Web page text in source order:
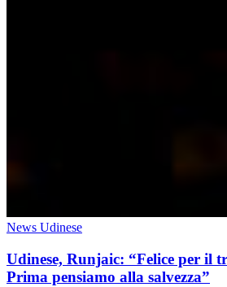
News Udinese
Udinese, Runjaic: “Felice per il
Prima pensiamo alla salvezza”